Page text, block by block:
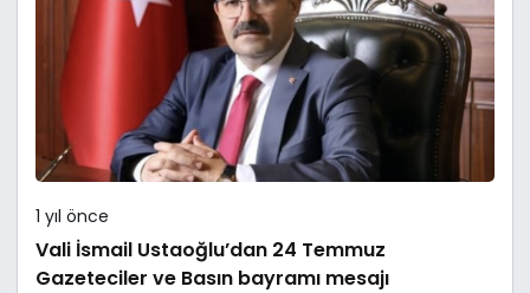
1 yıl önce
Vali İsmail Ustaoğlu’dan 24 Temmuz
Gazeteciler ve Basın bayramı mesajı